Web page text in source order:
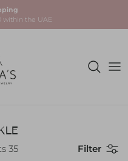
within the UAE
Filter
35 products